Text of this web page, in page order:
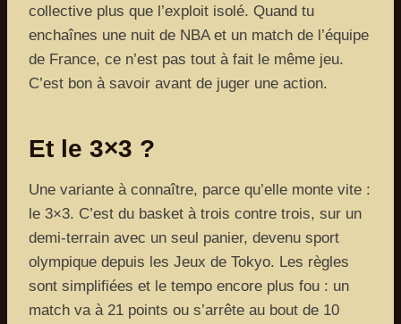
collective plus que l’exploit isolé. Quand tu
enchaînes une nuit de NBA et un match de l’équipe
de France, ce n’est pas tout à fait le même jeu.
C’est bon à savoir avant de juger une action.
Et le 3×3 ?
Une variante à connaître, parce qu’elle monte vite :
le 3×3. C’est du basket à trois contre trois, sur un
demi-terrain avec un seul panier, devenu sport
olympique depuis les Jeux de Tokyo. Les règles
sont simplifiées et le tempo encore plus fou : un
match va à 21 points ou s’arrête au bout de 10